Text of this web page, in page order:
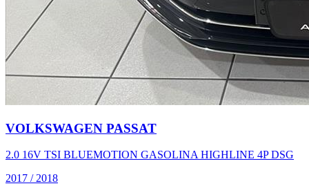
VOLKSWAGEN PASSAT
2.0 16V TSI BLUEMOTION GASOLINA HIGHLINE 4P DSG
2017 / 2018